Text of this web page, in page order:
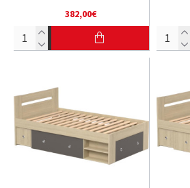
382,00€